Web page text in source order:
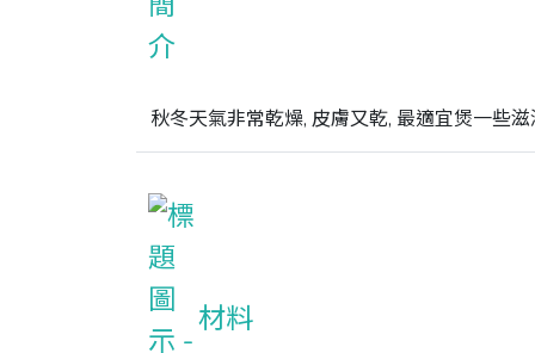
秋冬天氣非常乾燥, 皮膚又乾, 最適宜煲一些
材料